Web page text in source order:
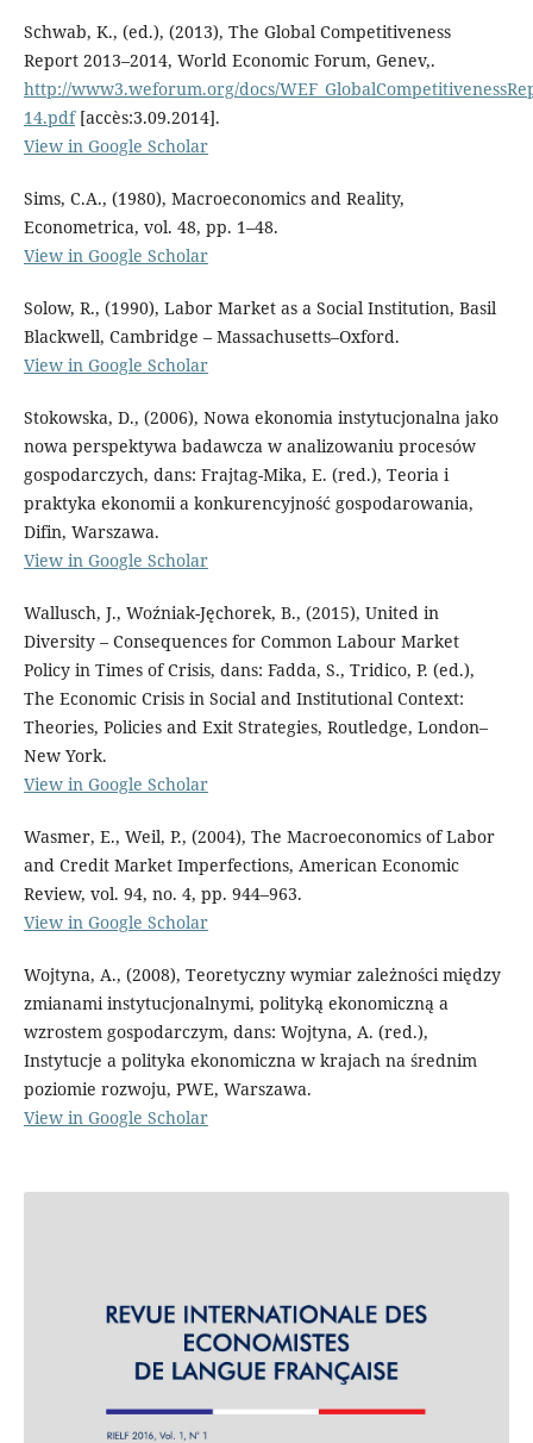
Schwab, K., (ed.), (2013), The Global Competitiveness
Report 2013–2014, World Economic Forum, Genev,.
http://www3.weforum.org/docs/
14.pdf[accès:3.09.2014].
View in Google Scholar
Sims, C.A., (1980), Macroeconomics and Reality,
Econometrica, vol. 48, pp. 1–48.
View in Google Scholar
Solow, R., (1990), Labor Market as a Social Institution, Basil
Blackwell, Cambridge – Massachusetts–Oxford.
View in Google Scholar
Stokowska, D., (2006), Nowa ekonomia instytucjonalna jako
nowa perspektywa badawcza w analizowaniu procesów
gospodarczych, dans: Frajtag-Mika, E. (red.), Teoria i
praktyka ekonomii a konkurencyjność gospodarowania,
Difin, Warszawa.
View in Google Scholar
Wallusch, J., Woźniak-Jęchorek, B., (2015), United in
Diversity – Consequences for Common Labour Market
Policy in Times of Crisis, dans: Fadda, S., Tridico, P. (ed.),
The Economic Crisis in Social and Institutional Context:
Theories, Policies and Exit Strategies, Routledge, London–
New York.
View in Google Scholar
Wasmer, E., Weil, P., (2004), The Macroeconomics of Labor
and Credit Market Imperfections, American Economic
Review, vol. 94, no. 4, pp. 944–963.
View in Google Scholar
Wojtyna, A., (2008), Teoretyczny wymiar zależności między
zmianami instytucjonalnymi, polityką ekonomiczną a
wzrostem gospodarczym, dans: Wojtyna, A. (red.),
Instytucje a polityka ekonomiczna w krajach na średnim
poziomie rozwoju, PWE, Warszawa.
View in Google Scholar